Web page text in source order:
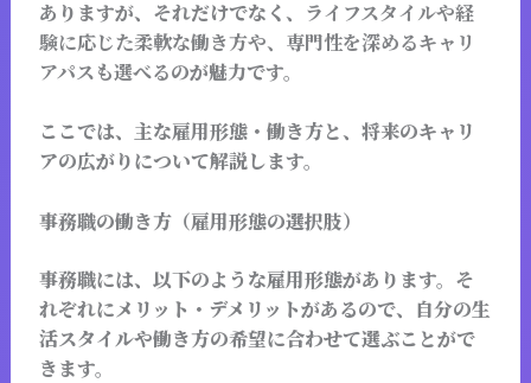
ありますが、それだけでなく、 ライフスタイルや経
験に応じた柔軟な働き方や、専門性を深めるキャリ
アパスも選べるのが魅力です。
ここでは、主な雇用形態・働き方と、将来のキャリ
アの広がりについて解説します。
事務職の働き方（雇用形態の選択肢）
事務職には、以下のような雇用形態があります。そ
れぞれにメリット・デメリットがあるので、自分の生
活スタイルや働き方の希望に合わせて選ぶことがで
きます。